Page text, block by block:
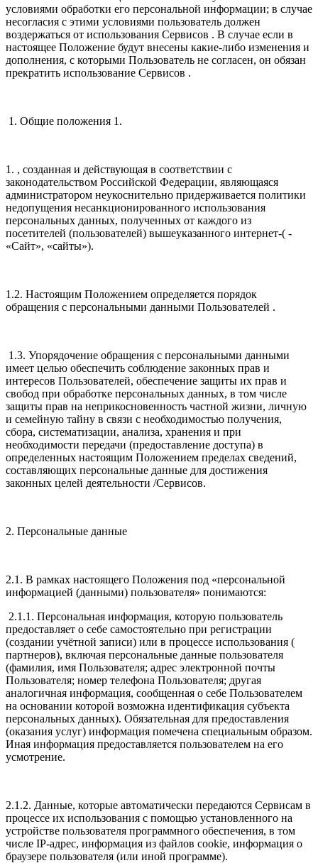
условиями обработки его персональной информации; в случае
несогласия с этими условиями пользователь должен
воздержаться от использования Сервисов . В случае если в
настоящее Положение будут внесены какие-либо изменения и
дополнения, с которыми Пользователь не согласен, он обязан
прекратить использование Сервисов .
1. Общие положения 1.
1. , созданная и действующая в соответствии с
законодательством Российской Федерации, являющаяся
администратором неукоснительно придерживается политики
недопущения несанкционированного использования
персональных данных, полученных от каждого из
посетителей (пользователей) вышеуказанного интернет-( -
«Сайт», «сайты»).
1.2. Настоящим Положением определяется порядок
обращения с персональными данными Пользователей .
1.3. Упорядочение обращения с персональными данными
имеет целью обеспечить соблюдение законных прав и
интересов Пользователей, обеспечение защиты их прав и
свобод при обработке персональных данных, в том числе
защиты прав на неприкосновенность частной жизни, личную
и семейную тайну в связи с необходимостью получения,
сбора, систематизации, анализа, хранения и при
необходимости передачи (предоставление доступа) в
определенных настоящим Положением пределах сведений,
составляющих персональные данные для достижения
законных целей деятельности /Сервисов.
2. Персональные данные
2.1. В рамках настоящего Положения под «персональной
информацией (данными) пользователя» понимаются:
2.1.1. Персональная информация, которую пользователь
предоставляет о себе самостоятельно при регистрации
(создании учётной записи) или в процессе использования (
партнеров), включая персональные данные пользователя
(фамилия, имя Пользователя; адрес электронной почты
Пользователя; номер телефона Пользователя; другая
аналогичная информация, сообщенная о себе Пользователем
на основании которой возможна идентификация субъекта
персональных данных). Обязательная для предоставления
(оказания услуг) информация помечена специальным образом.
Иная информация предоставляется пользователем на его
усмотрение.
2.1.2. Данные, которые автоматически передаются Сервисам в
процессе их использования с помощью установленного на
устройстве пользователя программного обеспечения, в том
числе IP-адрес, информация из файлов cookie, информация о
браузере пользователя (или иной программе).